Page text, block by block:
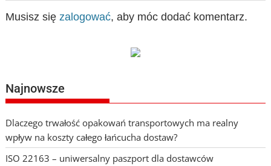
Musisz się zalogować, aby móc dodać komentarz.
Najnowsze
Dlaczego trwałość opakowań transportowych ma realny
wpływ na koszty całego łańcucha dostaw?
ISO 22163 – uniwersalny paszport dla dostawców